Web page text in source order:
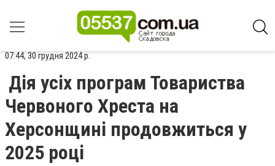
07:44, 30 грудня 2024 р.
Дія усіх програм Товариства
Червоного Хреста на
Херсонщині продовжиться у
2025 році